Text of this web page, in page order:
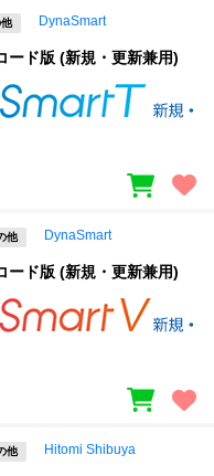
DynaSmart
ード版 (新規・更新兼用)
他 DynaSmart
ード版 (新規・更新兼用)
他 Hitomi Shibuya